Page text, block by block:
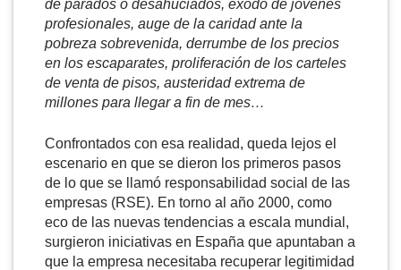
de parados o desahuciados, éxodo de jóvenes
profesionales, auge de la caridad ante la
pobreza sobrevenida, derrumbe de los precios
en los escaparates, proliferación de los carteles
de venta de pisos, austeridad extrema de
millones para llegar a fin de mes…
Confrontados con esa realidad, queda lejos el
escenario en que se dieron los primeros pasos
de lo que se llamó responsabilidad social de las
empresas (RSE). En torno al año 2000, como
eco de las nuevas tendencias a escala mundial,
surgieron iniciativas en España que apuntaban a
que la empresa necesitaba recuperar legitimidad